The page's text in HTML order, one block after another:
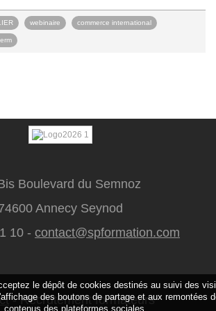
webinaire commerce international
Boulevard du Semnoz
Annecy Seynod
10 - contact@spformation.com
-Recrutement formateurs
le dépôt de cookies destinés au suivi des
des boutons de partage et aux remontées
contenus des plateformes sociales.